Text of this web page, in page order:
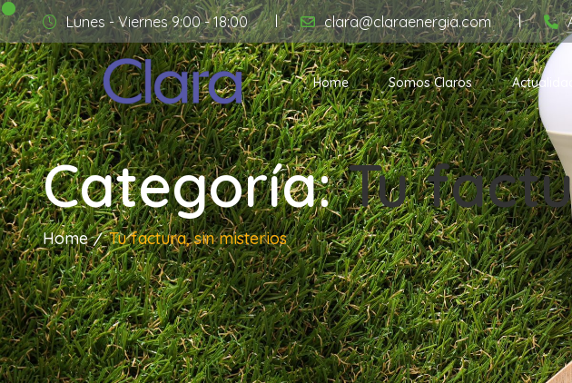
Lunes - Viernes 9:00 - 18:00 clara@claraenergia.com
Home Somos Claros Actualidad
Categoría:Tu
Home Tu factura, sin misterios